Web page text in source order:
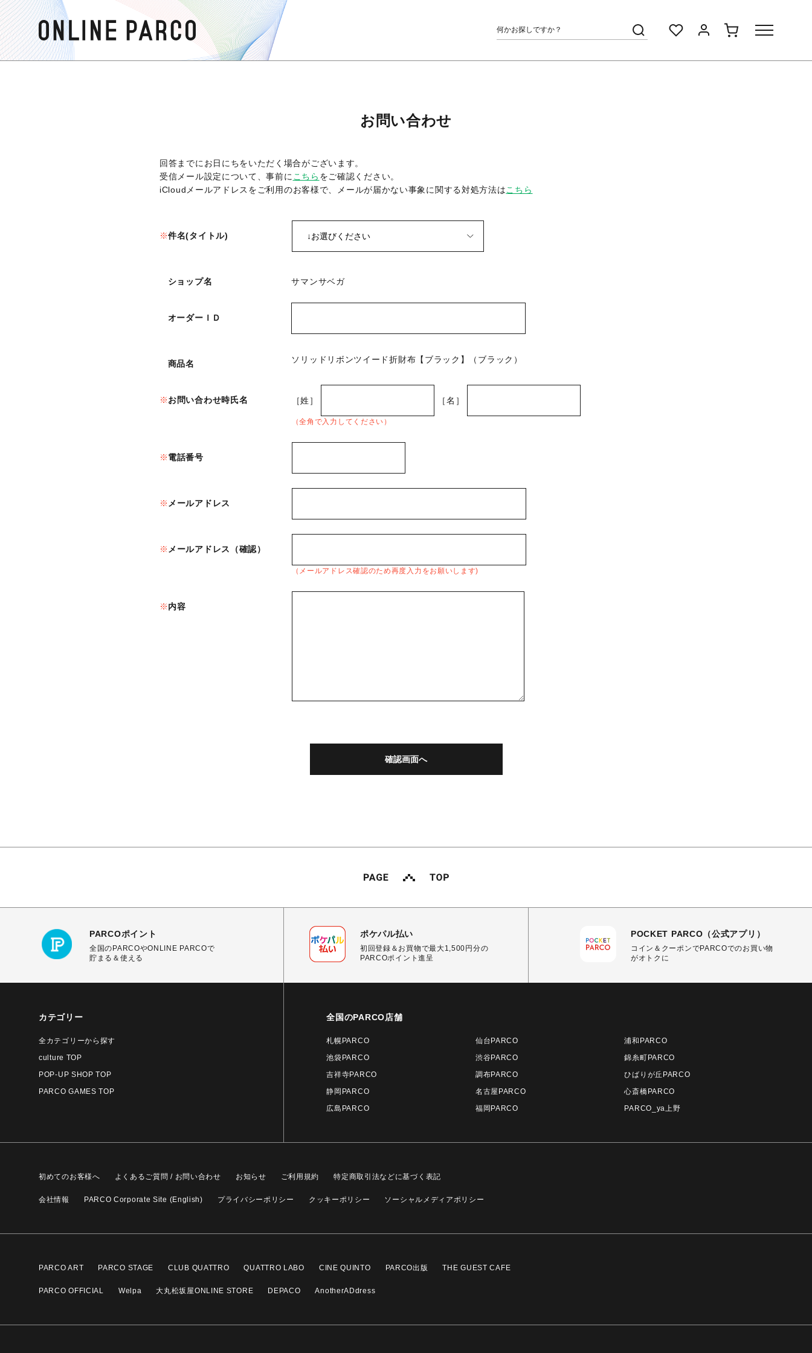
お問い合わせ
回答までにお日にちをいただく場合がございます。
受信メール設定について、事前に こちら をご確認ください。
iCloudメールアドレスをご利用のお客様で、メールが届かない事象に関する対処方法はこちら
件名(タイトル)
ショップ名 サマンサベガ
オーダーＩＤ
商品名 ソリッドリボンツイード折財布【ブラック】（ブラック）
お問い合わせ時氏名 ［姓］ ［名］
（全角で入力してください）
電話番号
メールアドレス
メールアドレス（確認）
（メールアドレス確認のため再度入力をお願いします)
内容
PARCOポイント
全国のPARCOやONLINE PARCOで
貯まる＆使える
ポケパル払い
初回登録＆お買物で最大1,500円分の
PARCOポイント進呈
POCKET PARCO（公式アプリ）
コイン＆クーポンでPARCOでのお買い物
がオトクに
カテゴリー
全カテゴリーから探す
culture TOP
POP-UP SHOP TOP
PARCO GAMES TOP
全国のPARCO店舗
札幌PARCO 仙台PARCO
浦和PARCO
池袋PARCO
渋谷PARCO
錦糸町PARCO
吉祥寺PARCO
調布PARCO
ひばりが丘PARCO
静岡PARCO
名古屋PARCO
心斎橋PARCO
広島PARCO
福岡PARCO PARCO_ya上野
初めてのお客様へ よくあるご質問 / お問い合わせ お知らせ ご利用規約 特定商取引法などに基づく表記
会社情報 PARCO Corporate Site (English) プライバシーポリシー クッキーポリシー ソーシャルメディアポリシー
PARCO ART PARCO STAGE CLUB QUATTRO QUATTRO LABO CINE QUINTO PARCO出版 THE GUEST CAFE
PARCO OFFICIAL Welpa 大丸松坂屋ONLINE STORE DEPACO AnotherADdress